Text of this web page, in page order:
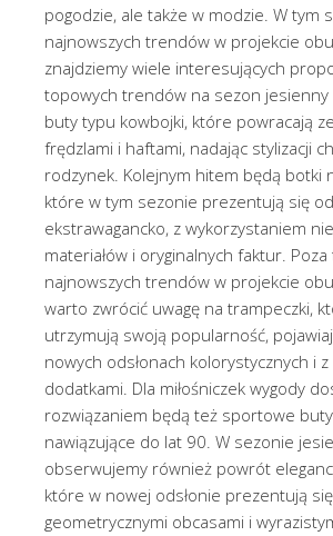
pogodzie, ale także w modzie. W tym
najnowszych trendów w projekcie
znajdziemy wiele interesujących
topowych trendów na sezon jesienny
buty typu kowbojki, które powracają
frędzlami i haftami, nadając stylizacji
rodzynek. Kolejnym hitem będą botki
które w tym sezonie prezentują się
ekstrawagancko, z wykorzystaniem
materiałów i oryginalnych faktur.
najnowszych trendów w projekcie
warto zwrócić uwagę na trampeczki,
utrzymują swoją popularność,
nowych odsłonach kolorystycznych i z
dodatkami. Dla miłośniczek wygody
rozwiązaniem będą też sportowe
nawiązujące do lat 90. W sezonie
obserwujemy również powrót
które w nowej odsłonie prezentują
geometrycznymi obcasami i